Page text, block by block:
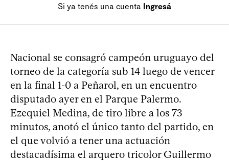
Si ya tenés una cuenta Ingresá
Nacional se consagró campeón uruguayo del
torneo de la categoría sub 14 luego de vencer
en la final 1-0 a Peñarol, en un encuentro
disputado ayer en el Parque Palermo.
Ezequiel Medina, de tiro libre a los 73
minutos, anotó el único tanto del partido, en
el que volvió a tener una actuación
destacadísima el arquero tricolor Guillermo